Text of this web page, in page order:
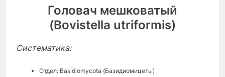
Головач мешковатый
(Bovistella utriformis)
Систематика:
Отдел: Basidiomycota (Базидиомицеты)